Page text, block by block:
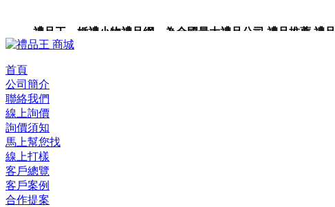
禮品王 婚禮小物禮品網 為全國最大禮品公司,禮品推薦,禮品,
首頁
公司簡介
聯絡我們
線上詢價
詢價須知
馬上幫您找
線上打樣
客戶總覽
客戶案例
合作提案